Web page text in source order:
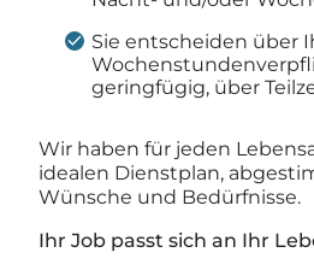
Sie entscheiden über
geringfügig, über
Wir haben für jeden
idealen Dienstplan,
Wünsche und Bedürfnisse.
Ihr Job passt sich an Ihr